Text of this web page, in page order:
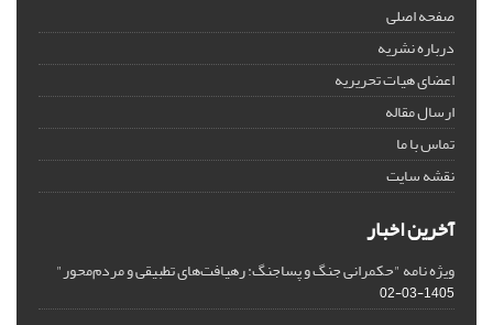
صفحه اصلی
درباره نشریه
اعضای هیات تحریریه
ارسال مقاله
تماس با ما
نقشه سایت
آخرین اخبار
ویژه نامه "حکمرانی جنگ و پساجنگ: رهیافت‌های تطبیقی و مردم‌محور"
1405-03-02